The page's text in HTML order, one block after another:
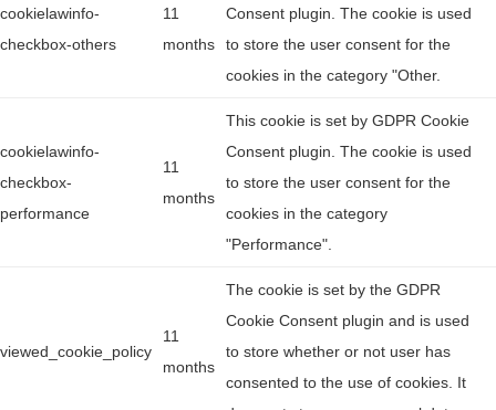
cookielawinfo-
checkbox-others
11
months
Consent plugin. The cookie is used
to store the user consent for the
cookies in the category "Other.
cookielawinfo-
checkbox-
performance
11
months
This cookie is set by GDPR Cookie
Consent plugin. The cookie is used
to store the user consent for the
cookies in the category
"Performance".
viewed_cookie_policy
11
months
The cookie is set by the GDPR
Cookie Consent plugin and is used
to store whether or not user has
consented to the use of cookies. It